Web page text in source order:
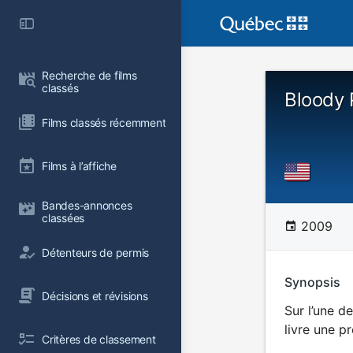
Recherche de films
classés
Films classés récemment
Films à l’affiche
Bandes-annonces
classées
Détenteurs de permis
Décisions et révisions
Critères de classement
Bloody
2009
Synopsis
Sur l’une
livre une